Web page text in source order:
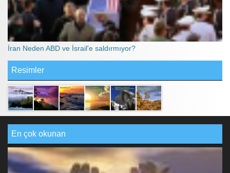
İran Neden ABD ve İsrail'e saldırmıyor?
Resimler
En çok okunan